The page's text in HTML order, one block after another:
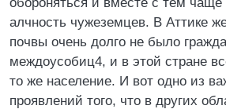
алчность чужеземцев. В Аттике
почвы очень долго не было
междоусобиц4, и в этой стране
то же население. И вот одно из
проявлений того, что в других